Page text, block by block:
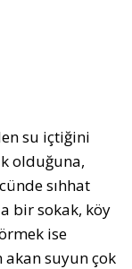
su içtiğini
olduğuna,
sıhhat
bir sokak, köy
ise
akan suyun çok